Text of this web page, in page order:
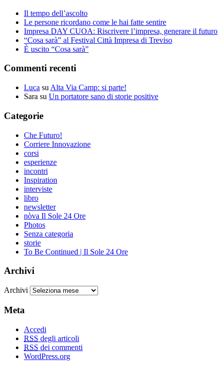
Il tempo dell’ascolto
Le persone ricordano come le hai fatte sentire
Impresa DAY CUOA: Riscrivere l’impresa, generare il futuro
“Cosa sarà” al Festival Città Impresa di Treviso
È uscito “Cosa sarà”
Commenti recenti
Luca su Alta Via Camp: si parte!
Sara su Un portatore sano di storie positive
Categorie
Che Futuro!
Corriere Innovazione
corsi
esperienze
incontri
Inspiration
interviste
libro
newsletter
nòva Il Sole 24 Ore
Photos
Senza categoria
storie
To Be Continued | Il Sole 24 Ore
Archivi
Archivi
Meta
Accedi
RSS degli articoli
RSS dei commenti
WordPress.org